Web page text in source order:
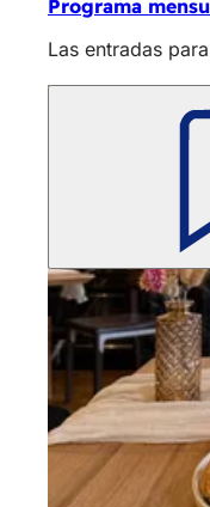
Programa
Las entradas